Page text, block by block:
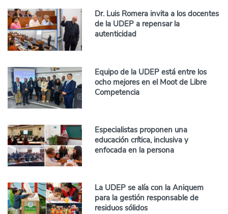
Dr. Luis Romera invita a los docentes
de la UDEP a repensar la
autenticidad
Equipo de la UDEP está entre los
ocho mejores en el Moot de Libre
Competencia
Especialistas proponen una
educación crítica, inclusiva y
enfocada en la persona
La UDEP se alía con la Aniquem
para la gestión responsable de
residuos sólidos